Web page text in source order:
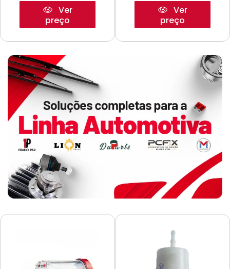
Ver
preço
Ver
preço